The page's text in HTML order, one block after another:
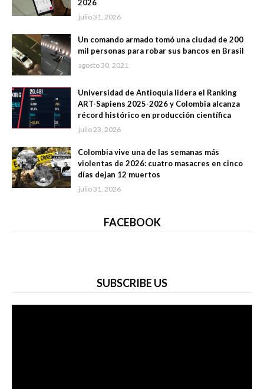
2026
julio 31, 2026
Un comando armado tomó una ciudad de 200
mil personas para robar sus bancos en Brasil
agosto 30, 2021
Universidad de Antioquia lidera el Ranking
ART-Sapiens 2025-2026 y Colombia alcanza
récord histórico en producción científica
julio 23, 2026
Colombia vive una de las semanas más
violentas de 2026: cuatro masacres en cinco
días dejan 12 muertos
julio 31, 2026
FACEBOOK
SUBSCRIBE US